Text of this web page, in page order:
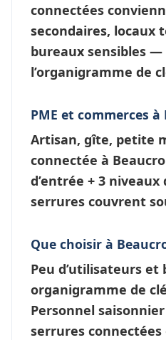
connectées
secondaires, locaux
bureaux sensibles
l’organigramme de
PME et commerces
Artisan, gîte, petite
connectée à
d’entrée + 3 niveaux
serrures couvrent
Que choisir à
Peu d’utilisateurs
organigramme de
Personnel
serrures connectées